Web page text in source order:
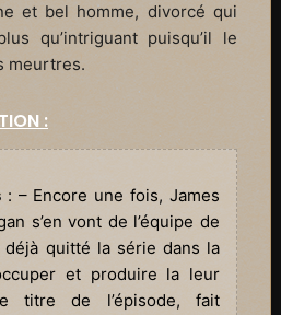
et bel homme, divorcé qui
qu’intriguant puisqu’il le
meurtres.
:
: – Encore une fois, James
s’en vont de l’équipe de
déjà quitté la série dans la
et produire la leur
titre de l’épisode, fait